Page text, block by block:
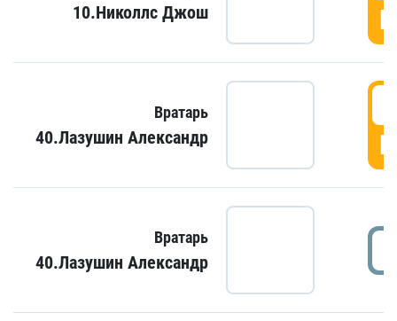
10.Николлс Джош
Вратарь
40.Лазушин Александр
Вратарь
40.Лазушин Александр